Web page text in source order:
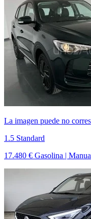
La imagen puede no
1.5 Standard
17.480 € Gasolina |